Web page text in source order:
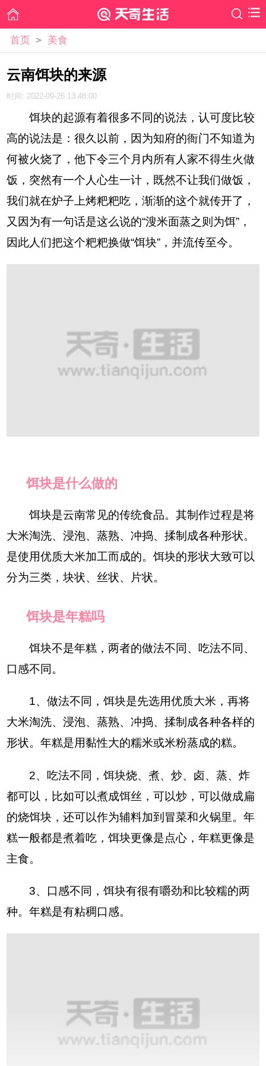
首页 > 美食
云南饵块的来源
时间: 2022-09-26 13:48:00
饵块的起源有着很多不同的说法，认可度比较
高的说法是：很久以前，因为知府的衙门不知道为
何被火烧了，他下令三个月内所有人家不得生火做
饭，突然有一个人心生一计，既然不让我们做饭，
我们就在炉子上烤粑粑吃，渐渐的这个就传开了，
又因为有一句话是这么说的“溲米面蒸之则为饵”，
因此人们把这个粑粑换做“饵块”，并流传至今。
饵块是什么做的
饵块是云南常见的传统食品。其制作过程是将
大米淘洗、浸泡、蒸熟、冲捣、揉制成各种形状。
是使用优质大米加工而成的。饵块的形状大致可以
分为三类，块状、丝状、片状。
饵块是年糕吗
饵块不是年糕，两者的做法不同、吃法不同、
口感不同。
1、做法不同，饵块是先选用优质大米，再将
大米淘洗、浸泡、蒸熟、冲捣、揉制成各种各样的
形状。年糕是用黏性大的糯米或米粉蒸成的糕。
2、吃法不同，饵块烧、煮、炒、卤、蒸、炸
都可以，比如可以煮成饵丝，可以炒，可以做成扁
的烧饵块，还可以作为辅料加到冒菜和火锅里。年
糕一般都是煮着吃，饵块更像是点心，年糕更像是
主食。
3、口感不同，饵块有很有嚼劲和比较糯的两
种。年糕是有粘稠口感。